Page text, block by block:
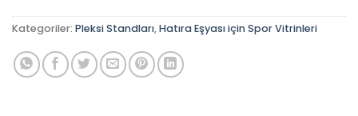
Kategoriler: Pleksi Standları,Hatıra Eşyası için Spor Vitrinleri